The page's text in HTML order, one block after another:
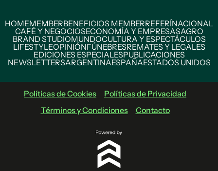
HOMEMEMBERBENEFICIOS MEMBERREFERÍNACIONAL
CAFÉ Y NEGOCIOSECONOMÍA Y EMPRESASAGRO
BRAND STUDIOMUNDOCULTURA Y ESPECTÁCULOS
LIFESTYLEOPINIÓNFÚNEBRESREMATES Y LEGALES
EDICIONES ESPECIALESPUBLICACIONES
NEWSLETTERSARGENTINAESPAÑAESTADOS UNIDOS
Políticas de Cookies
Políticas de Privacidad
Términos y Condiciones
Contacto